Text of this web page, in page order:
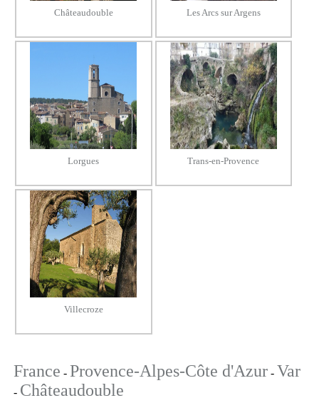
Châteaudouble Les Arcs sur Argens
Lorgues Trans-en-Provence
Villecroze
France - Provence-Alpes-Côte d'Azur- Var
- Châteaudouble